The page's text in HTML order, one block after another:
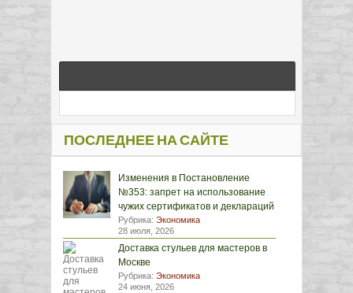
ПОСЛЕДНЕЕ НА САЙТЕ
Изменения в Постановление
№353: запрет на использование
чужих сертификатов и деклараций
Рубрика: Экономика
28 июля, 2026
Доставка стульев для мастеров в
Москве
Рубрика: Экономика
24 июня, 2026